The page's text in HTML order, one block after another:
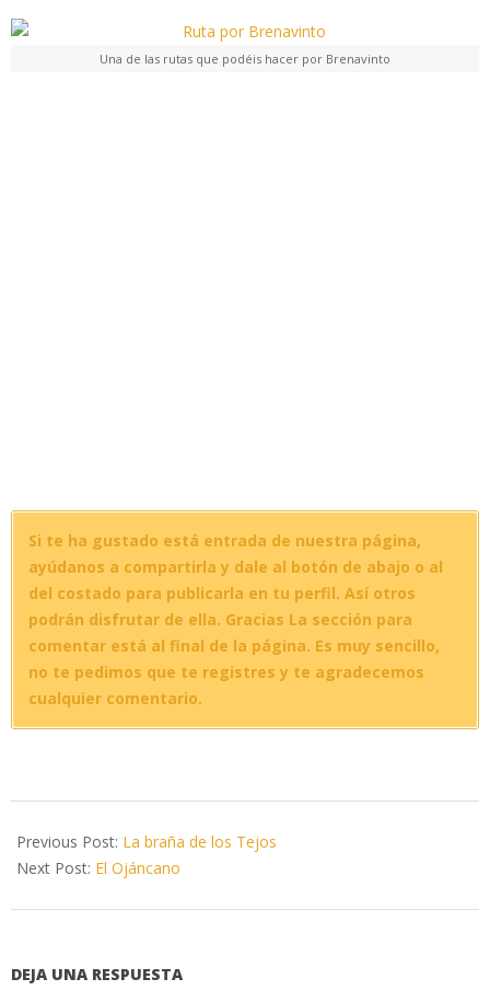
Una de las rutas que podéis hacer por Brenavinto
Si te ha gustado está entrada de nuestra página,
ayúdanos a compartirla y dale al botón de abajo o al
del costado para publicarla en tu perfil. Así otros
podrán disfrutar de ella. Gracias La sección para
comentar está al final de la página. Es muy sencillo,
no te pedimos que te registres y te agradecemos
cualquier comentario.
11-
18
Previous Post: La braña de los Tejos
Next Post: El Ojáncano
DEJA UNA RESPUESTA